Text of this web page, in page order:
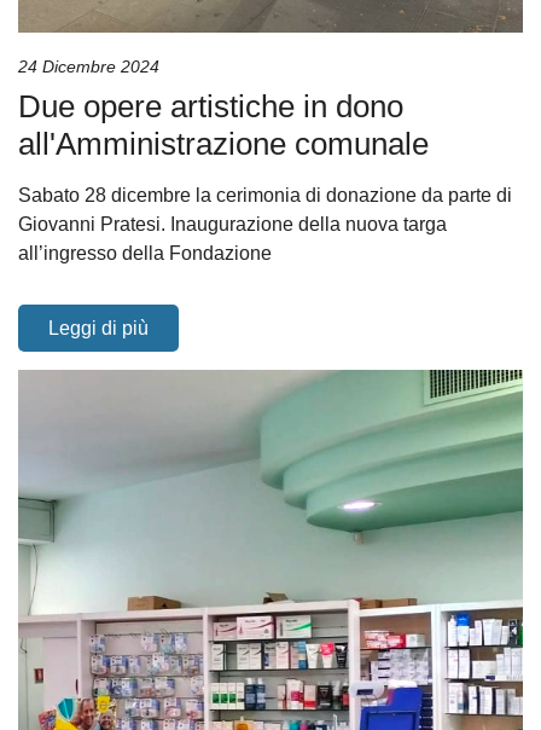
24 Dicembre 2024
Due opere artistiche in dono
all'Amministrazione comunale
Sabato 28 dicembre la cerimonia di donazione da parte di
Giovanni Pratesi. Inaugurazione della nuova targa
all’ingresso della Fondazione
Leggi di più